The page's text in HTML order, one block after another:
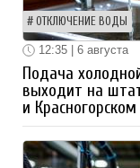
ОТКЛЮЧЕНИЕ ВОДЫ
12:35 | 6 августа
Подача
выходит на
и